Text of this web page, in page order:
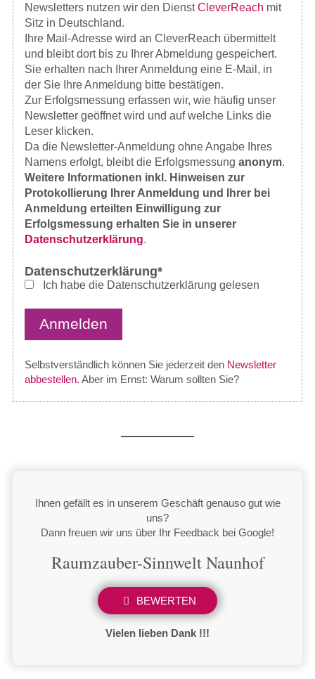
Newsletters nutzen wir den DienstCleverReach mit
Sitz in Deutschland.
Ihre Mail-Adresse wird an CleverReach übermittelt
und bleibt dort bis zu Ihrer Abmeldung gespeichert.
Sie erhalten nach Ihrer Anmeldung eine E-Mail, in
der Sie Ihre Anmeldung bitte bestätigen.
Zur Erfolgsmessung erfassen wir, wie häufig unser
Newsletter geöffnet wird und auf welche Links die
Leser klicken.
Da die Newsletter-Anmeldung ohne Angabe Ihres
Namens erfolgt, bleibt die Erfolgsmessung anonym.
Weitere Informationen inkl. Hinweisen zur
Protokollierung Ihrer Anmeldung und Ihrer bei
Anmeldung erteilten Einwilligung zur
Erfolgsmessung erhalten Sie in unserer
Datenschutzerklärung.
Datenschutzerklärung*
Ich habe die Datenschutzerklärung gelesen
Anmelden
Selbst­ver­ständ­lich kön­nen Sie jederzeit den Newsletter
abbestellen. Aber im Ernst: Warum sollten Sie?
Ihnen gefällt es in unserem Geschäft genauso gut wie
uns?
Dann freuen wir uns über Ihr Feedback bei Google!
Raumzauber-Sinnwelt Naunhof
BEWERTEN
Vielen lieben Dank !!!